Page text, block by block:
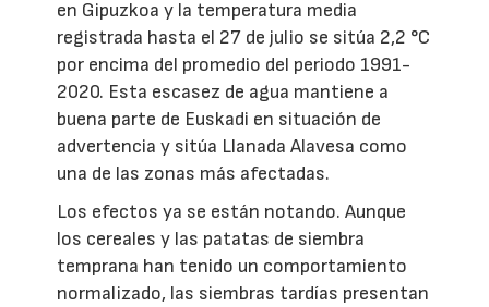
en Gipuzkoa y la temperatura media
registrada hasta el 27 de julio se sitúa 2,2 °C
por encima del promedio del periodo 1991-
2020. Esta escasez de agua mantiene a
buena parte de Euskadi en situación de
advertencia y sitúa Llanada Alavesa como
una de las zonas más afectadas.
Los efectos ya se están notando. Aunque
los cereales y las patatas de siembra
temprana han tenido un comportamiento
normalizado, las siembras tardías presentan